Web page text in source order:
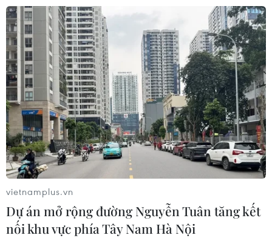
vietnamplus.vn
Dự án mở rộng đường Nguyễn Tuân tăng kết
nối khu vực phía Tây Nam Hà Nội